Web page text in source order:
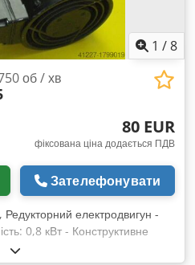
1 /8
об / хв
80 EUR
фіксована ціна додається ПДВ
Зателефонувати
, Редукторний електродвигун -
0,8 кВт - Конструктивне
Ø 25 мм - Зовнішній